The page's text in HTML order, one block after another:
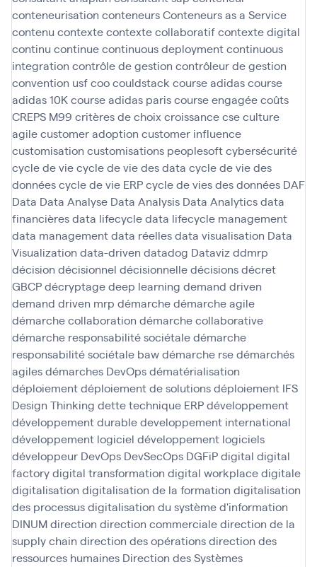
conteneurisation conteneursConteneurs as a Service
contenu contextecontexte collaboratifcontexte digital
continu continuecontinuous deploymentcontinuous
integration contrôle de gestion contrôleur de gestion
convention usfcoocouldstack course adidascourse
adidas 10K course adidas pariscourse engagéecoûts
CREPS M99 critères de choix croissancecseculture
agilecustomer adoption customer influence
customisation customisations peoplesoftcybersécurité
cycle de viecycle de vie des data cycle de vie des
donnéescycle de vie ERPcycle de vies des données DAF
Data Data Analyse Data Analysis Data Analyticsdata
financièresdata lifecycledata lifecycle management
data managementdata réellesdata visualisation Data
Visualization data-driven datadog Datavizddmrp
décision décisionnel décisionnelledécisionsdécret
GBCPdécryptagedeep learning demand driven
demand driven mrp démarchedémarche agile
démarche collaboration démarche collaborative
démarche responsabilité sociétaledémarche
responsabilité sociétale bawdémarche rsedémarchés
agilesdémarches DevOpsdématérialisation
déploiementdéploiement de solutionsdéploiement IFS
Design Thinking dette technique ERPdéveloppement
développement durabledeveloppement international
développement logiciel développement logiciels
développeur DevOps DevSecOps DGFiPdigital digital
factorydigital transformation digital workplacedigitale
digitalisation digitalisation de la formation digitalisation
des processusdigitalisation du système d'information
DINUMdirection direction commercialedirection de la
supply chain direction des opérationsdirection des
ressources humaines Direction des Systèmes